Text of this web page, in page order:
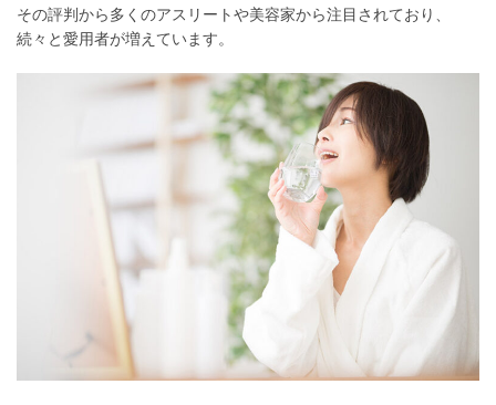
その評判から多くのアスリートや美容家から注目されており、
続々と愛用者が増えています。